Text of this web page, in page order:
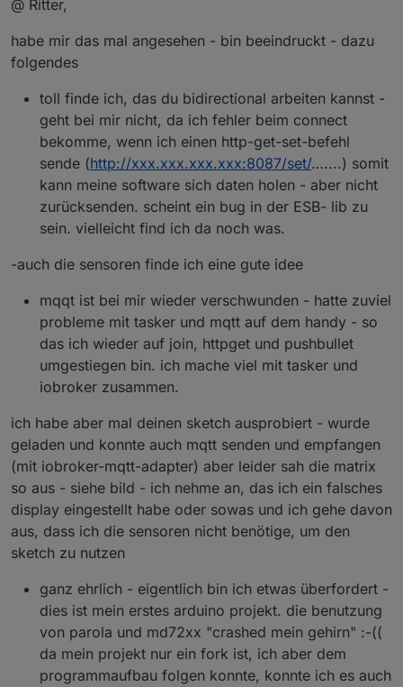
@ Ritter,
habe mir das mal angesehen - bin beeindruckt - dazu
folgendes
toll finde ich, das du bidirectional arbeiten kannst -
geht bei mir nicht, da ich fehler beim connect
bekomme, wenn ich einen http-get-set-befehl
sende (http://xxx.xxx.xxx.xxx:8087/set/…....) somit
kann meine software sich daten holen - aber nicht
zurücksenden. scheint ein bug in der ESB- lib zu
sein. vielleicht find ich da noch was.
-auch die sensoren finde ich eine gute idee
mqqt ist bei mir wieder verschwunden - hatte zuviel
probleme mit tasker und mqtt auf dem handy - so
das ich wieder auf join, httpget und pushbullet
umgestiegen bin. ich mache viel mit tasker und
iobroker zusammen.
ich habe aber mal deinen sketch ausprobiert - wurde
geladen und konnte auch mqtt senden und empfangen
(mit iobroker-mqtt-adapter) aber leider sah die matrix
so aus - siehe bild - ich nehme an, das ich ein falsches
display eingestellt habe oder sowas und ich gehe davon
aus, dass ich die sensoren nicht benötige, um den
sketch zu nutzen
ganz ehrlich - eigentlich bin ich etwas überfordert -
dies ist mein erstes arduino projekt. die benutzung
von parola und md72xx "crashed mein gehirn" :-((
da mein projekt nur ein fork ist, ich aber dem
programmaufbau folgen konnte, konnte ich es auch